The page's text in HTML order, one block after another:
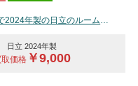
日立 2024年製
取価格￥9,000